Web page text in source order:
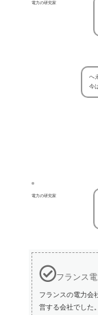
電力の研究家
へ
今
電力の研究家
フランス電
フランスの電力会
営する会社でした